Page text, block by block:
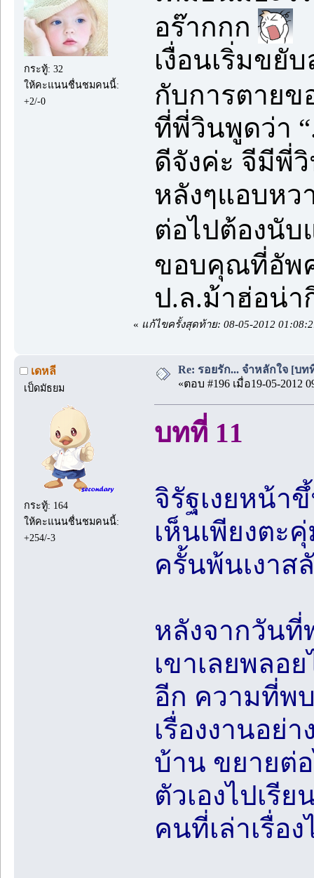
กระทู้: 32
ให้คะแนนชื่นชมคนนี้:
+2/-0
อร๊ากกก
เงื่อนเริ่มขยั
กับการตาย
ที่พี่วินพูดว่า
ดีจังค่ะ จีมีพี่
หลังๆแอบหว
ต่อไปต้องนับ
ขอบคุณที่อัพ
ป.ล.ม้าฮ่อน่
« แก้ไขครั้งสุดท้าย: 08-05-2012
เดหลี
เป็ดมัธยม
กระทู้: 164
ให้คะแนนชื่นชมคนนี้:
+254/-3
Re: รอยรัก... จำหลักใจ [บท
«ตอบ #196 เมื่อ19-05-2012
บทที่ 11
จิรัฐเงยหน้า
เห็นเพียงตะ
ครั้นพ้นเงาส
หลังจากวัน
เขาเลยพลอ
อีก ความที่พ
เรื่องงานอย่
บ้าน ขยายต่อ
ตัวเองไปเรี
คนที่เล่าเรื่อ